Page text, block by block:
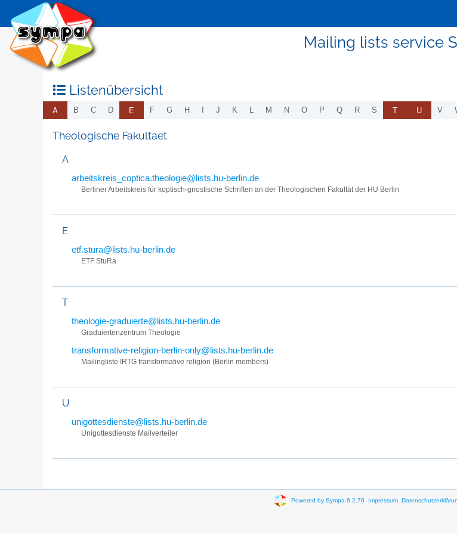
Mailing lists service
Listenübersicht
A B C D E F G H J K L M N O P Q R S T U V
Theologische Fakultaet
A
arbeitskreis_coptica.theologie@lists.hu-berlin.de
Berliner Arbeitskreis für koptisch-gnostische Schriften an der Theologischen Fakultät der HU Berlin
E
etf.stura@lists.hu-berlin.de
ETF StuRa
T
theologie-graduierte@lists.hu-berlin.de
Graduiertenzentrum Theologie
transformative-religion-berlin-only@lists.hu-berlin.de
Mailingliste IRTG transformative religion (Berlin members)
U
unigottesdienste@lists.hu-berlin.de
Unigottesdienste Mailverteiler
Powered by Sympa 6.2.76 Impressum